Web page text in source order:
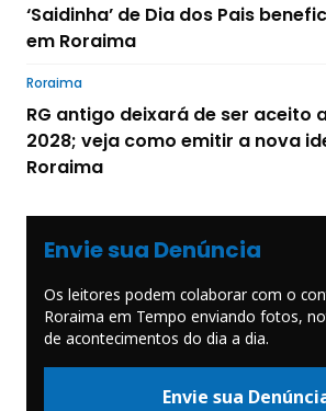
‘Saidinha’ de Dia dos Pais
em Roraima
Roraima
RG antigo deixará de ser aceito
2028; veja como emitir a nova
Roraima
Envie sua Denúncia
Os leitores podem colaborar com o
Roraima em Tempo enviando fotos,
de acontecimentos do dia a dia.
Envie sua